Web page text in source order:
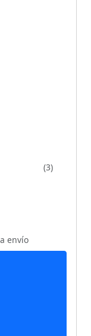
(3)
envío